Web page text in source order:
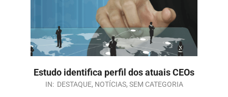
Estudo identifica perfil dos atuais CEOs
IN: DESTAQUE, NOTÍCIAS, SEM CATEGORIA